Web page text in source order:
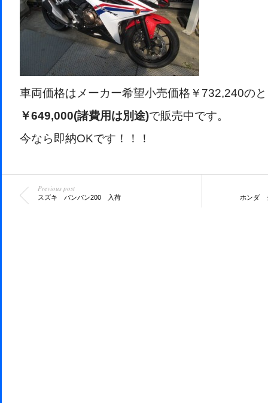
車両価格はメーカー希望小売価格￥732,240の
￥649,000(諸費用は別途)で販売中です。
今なら即納OKです！！！
Previous post
スズキ バンバン200 入荷 ホンダ